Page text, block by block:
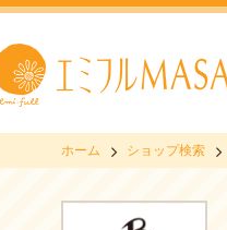
ホーム ショップ検索